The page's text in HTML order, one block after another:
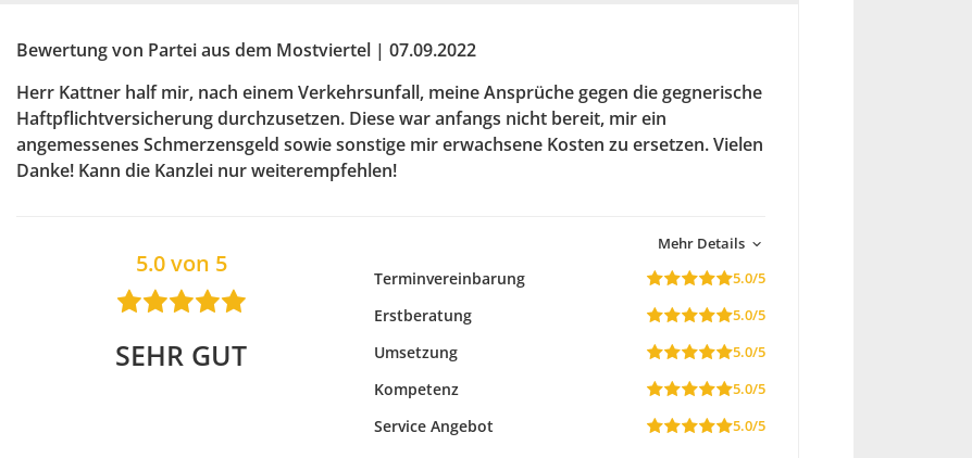
Bewertung von Partei aus dem Mostviertel | 07.09.2022
Herr Kattner half mir, nach einem Verkehrsunfall, meine Ansprüche gegen die gegnerische
Haftpflichtversicherung durchzusetzen. Diese war anfangs nicht bereit, mir ein
angemessenes Schmerzensgeld sowie sonstige mir erwachsene Kosten zu ersetzen. Vielen
Danke! Kann die Kanzlei nur weiterempfehlen!
5.0 von 5
SEHR GUT
Mehr Details
Terminvereinbarung 5.0/5
Erstberatung 5.0/5
Umsetzung 5.0/5
Kompetenz 5.0/5
Service Angebot 5.0/5